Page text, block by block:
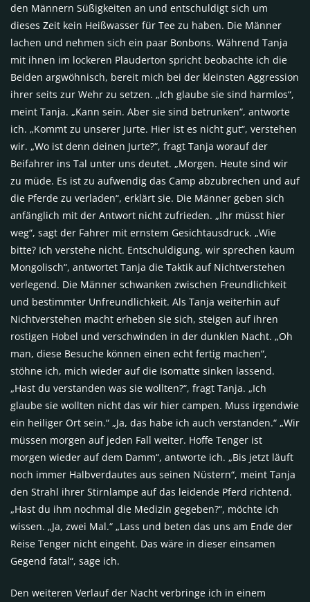
den Männern Süßigkeiten an und entschuldigt sich um
dieses Zeit kein Heißwasser für Tee zu haben. Die Männer
lachen und nehmen sich ein paar Bonbons. Während Tanja
mit ihnen im lockeren Plauderton spricht beobachte ich die
Beiden argwöhnisch, bereit mich bei der kleinsten Aggression
ihrer seits zur Wehr zu setzen. „Ich glaube sie sind harmlos“,
meint Tanja. „Kann sein. Aber sie sind betrunken“, antworte
ich. „Kommt zu unserer Jurte. Hier ist es nicht gut“, verstehen
wir. „Wo ist denn deinen Jurte?“, fragt Tanja worauf der
Beifahrer ins Tal unter uns deutet. „Morgen. Heute sind wir
zu müde. Es ist zu aufwendig das Camp abzubrechen und auf
die Pferde zu verladen“, erklärt sie. Die Männer geben sich
anfänglich mit der Antwort nicht zufrieden. „Ihr müsst hier
weg“, sagt der Fahrer mit ernstem Gesichtausdruck. „Wie
bitte? Ich verstehe nicht. Entschuldigung, wir sprechen kaum
Mongolisch“, antwortet Tanja die Taktik auf Nichtverstehen
verlegend. Die Männer schwanken zwischen Freundlichkeit
und bestimmter Unfreundlichkeit. Als Tanja weiterhin auf
Nichtverstehen macht erheben sie sich, steigen auf ihren
rostigen Hobel und verschwinden in der dunklen Nacht. „Oh
man, diese Besuche können einen echt fertig machen“,
stöhne ich, mich wieder auf die Isomatte sinken lassend.
„Hast du verstanden was sie wollten?“, fragt Tanja. „Ich
glaube sie wollten nicht das wir hier campen. Muss irgendwie
ein heiliger Ort sein.“ „Ja, das habe ich auch verstanden.“ „Wir
müssen morgen auf jeden Fall weiter. Hoffe Tenger ist
morgen wieder auf dem Damm“, antworte ich. „Bis jetzt läuft
noch immer Halbverdautes aus seinen Nüstern“, meint Tanja
den Strahl ihrer Stirnlampe auf das leidende Pferd richtend.
„Hast du ihm nochmal die Medizin gegeben?“, möchte ich
wissen. „Ja, zwei Mal.“ „Lass und beten das uns am Ende der
Reise Tenger nicht eingeht. Das wäre in dieser einsamen
Gegend fatal“, sage ich.
Den weiteren Verlauf der Nacht verbringe ich in einem